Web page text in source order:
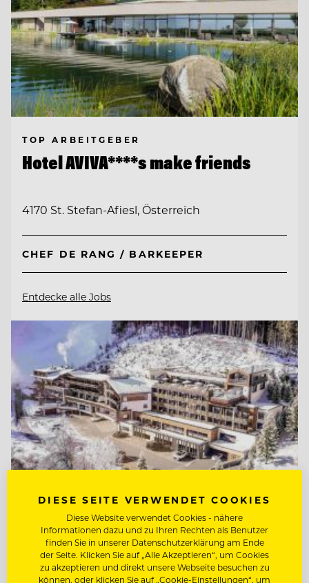
TOP ARBEITGEBER
Hotel AVIVA****s make friends
4170 St. Stefan-Afiesl, Österreich
CHEF DE RANG / BARKEEPER
Entdecke alle Jobs
TOP ARBEITGEBER
Natur- & Biohotel Bergzeit
DIESE SEITE VERWENDET COOKIES
Diese Website verwendet Cookies - nähere
Informationen dazu und zu Ihren Rechten als Benutzer
finden Sie in unserer Datenschutzerklärung am Ende
der Seite. Klicken Sie auf „Alle Akzeptieren“, um Cookies
zu akzeptieren und direkt unsere Webseite besuchen zu
können, oder klicken Sie auf „Cookie-Einstellungen“, um